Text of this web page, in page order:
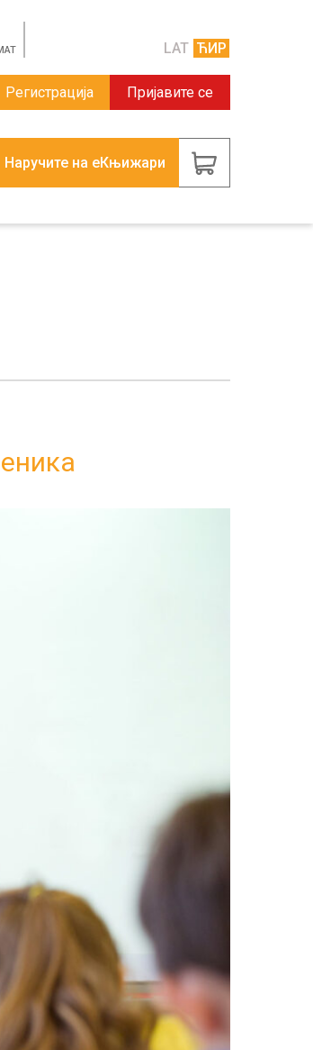
LAT ЋИР
Регистрација Пријавите се
Наручите на еКњижари